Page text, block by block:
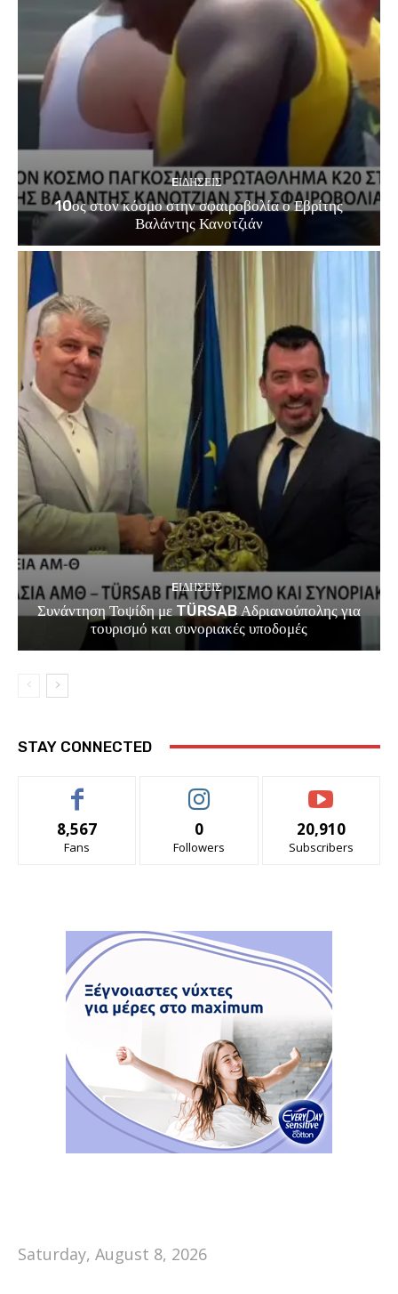
EΙΔΗΣΕΙΣ
10ος στον κόσμο στην σφαιροβολία ο Εβρίτης
Βαλάντης Κανοτζιάν
EΙΔΗΣΕΙΣ
Συνάντηση Τοψίδη με TÜRSAB Αδριανούπολης για
τουρισμό και συνοριακές υποδομές
STAY CONNECTED
8,567
Fans
0
Followers
20,910
Subscribers
Saturday, August 8, 2026